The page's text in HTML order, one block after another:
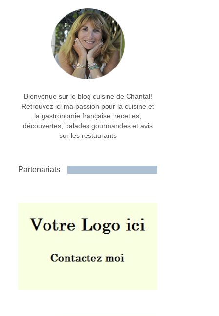
Bienvenue sur le blog cuisine de Chantal!
Retrouvez ici ma passion pour la cuisine et
la gastronomie française: recettes,
découvertes, balades gourmandes et avis
sur les restaurants
Partenariats